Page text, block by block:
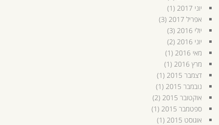
יוני 2017
(1)
אפריל 2017
(3)
יולי 2016
(3)
יוני 2016
(2)
מאי 2016
(1)
מרץ 2016
(1)
דצמבר 2015
(1)
נובמבר 2015
(1)
אוקטובר 2015
(2)
ספטמבר 2015
(1)
אוגוסט 2015
(1)